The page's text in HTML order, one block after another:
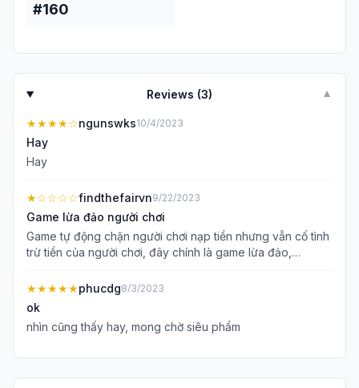
#160
Reviews (3) ▼
★★★★☆ngunswks10/4/2023
Hay
Hay
★☆☆☆☆findthefairvn9/22/2023
Game lừa đảo người chơi
Game tự động chặn người chơi nạp tiền nhưng vẫn cố tình
trừ tiền của người chơi, đây chính là game lừa đảo,
này và nhà phát hành game này, gặp đối thủ mạnh hơn là
cầu thủ tự chậm đi máy tự lag, lỗi đăng nhập lỗi đứng hình
trc khi vào game kéo dài, hỗ trợ khách hàng như không
hỗ trợ, để page để sđt nhưng nhắn và gọi ko đc, tóm lại
★★★★★phucdg8/3/2023
ok
nhìn cũng thấy hay, mong chờ siêu phẩm